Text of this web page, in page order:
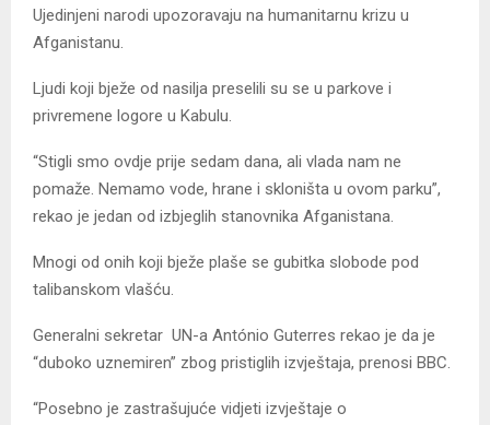
Ujedinjeni narodi upozoravaju na humanitarnu krizu u
Afganistanu.
Ljudi koji bježe od nasilja preselili su se u parkove i
privremene logore u Kabulu.
“Stigli smo ovdje prije sedam dana, ali vlada nam ne
pomaže. Nemamo vode, hrane i skloništa u ovom parku”,
rekao je jedan od izbjeglih stanovnika Afganistana.
Mnogi od onih koji bježe plaše se gubitka slobode pod
talibanskom vlašću.
Generalni sekretar UN-a António Guterres rekao je da je
“duboko uznemiren” zbog pristiglih izvještaja, prenosi BBC.
“Posebno je zastrašujuće vidjeti izvještaje o